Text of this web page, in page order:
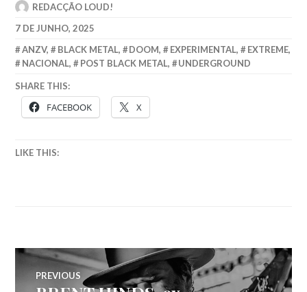
REDACÇÃO LOUD!
7 DE JUNHO, 2025
ANZV, BLACK METAL, DOOM, EXPERIMENTAL, EXTREME,
NACIONAL, POST BLACK METAL, UNDERGROUND
SHARE THIS:
FACEBOOK X
LIKE THIS:
Navegação
PREVIOUS
Previous